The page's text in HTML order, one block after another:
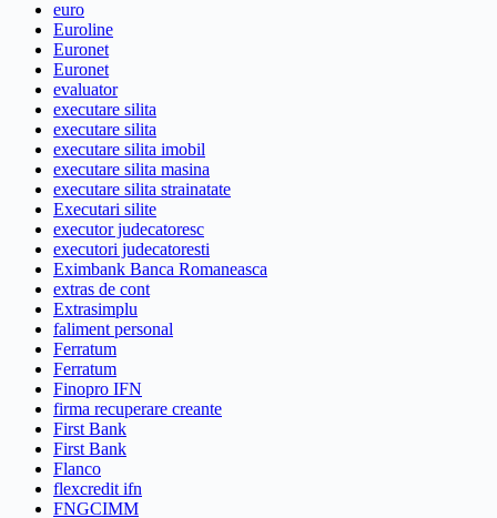
euro
Euroline
Euronet
Euronet
evaluator
executare silita
executare silita
executare silita imobil
executare silita masina
executare silita strainatate
Executari silite
executor judecatoresc
executori judecatoresti
Eximbank Banca Romaneasca
extras de cont
Extrasimplu
faliment personal
Ferratum
Ferratum
Finopro IFN
firma recuperare creante
First Bank
First Bank
Flanco
flexcredit ifn
FNGCIMM